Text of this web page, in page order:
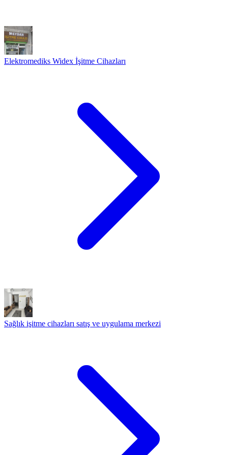
Elektromediks Widex İşitme Cihazları
Sağlık işitme cihazları satış ve uygulama merkezi